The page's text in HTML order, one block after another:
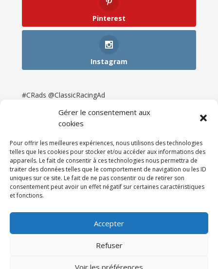
Gérer le consentement aux
cookies
Pour offrir les meilleures expériences, nous utilisons des technologies
telles que les cookies pour stocker et/ou accéder aux informations des
appareils. Le fait de consentir à ces technologies nous permettra de
traiter des données telles que le comportement de navigation ou les ID
uniques sur ce site. Le fait de ne pas consentir ou de retirer son
consentement peut avoir un effet négatif sur certaines caractéristiques
et fonctions.
Accepter
Refuser
Voir les préférences
Pinterest
Instagram
#CRads @ClassicRacingAd
Newsletter & Presse
Partenaires
Tarifs
Espace Client
121DigitalGroup |